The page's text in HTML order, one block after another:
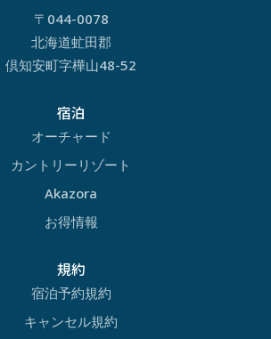
〒044-0078
北海道虻田郡
倶知安町字樺山48-52
宿泊
オーチャード
カントリーリゾート
Akazora
お得情報
規約
宿泊予約規約
キャンセル規約